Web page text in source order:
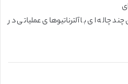
چند چاله ای با آلترناتیوهای عملیاتی در